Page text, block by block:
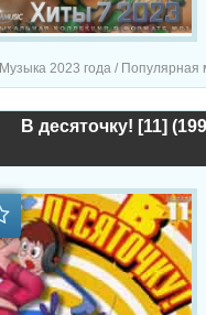
Музыка 2023 года /
В десяточку! [11]